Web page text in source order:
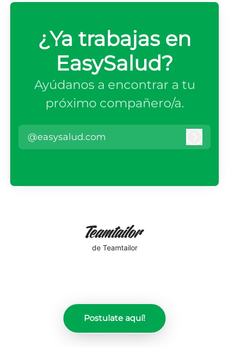
Postulate aquí!
¿Ya trabajas en
EasySalud?
Ayúdanos a encontrar a tu
próximo compañero/a.
@easysalud.com
de Teamtailor